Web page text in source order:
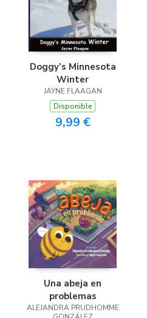
Doggy’s Minnesota
Winter
JAYNE FLAAGAN
Disponible
9,99 €
Una abeja en
problemas
ALEJANDRA PRUDHOMME